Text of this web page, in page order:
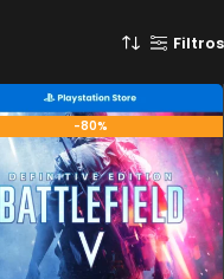
Filtros
-80%